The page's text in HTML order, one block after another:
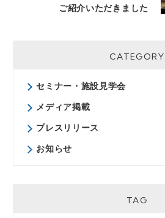
ご紹介いただきました
CATEGORY
セミナー・施設見学会
メディア掲載
プレスリリース
お知らせ
TAG